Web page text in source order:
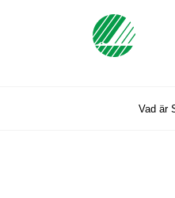
Vad är